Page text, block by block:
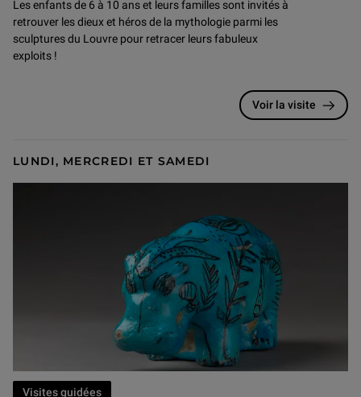
Les enfants de 6 à 10 ans et leurs familles sont invités à
retrouver les dieux et héros de la mythologie parmi les
sculptures du Louvre pour retracer leurs fabuleux
exploits !
Voir la visite
LUNDI, MERCREDI ET SAMEDI
Visites guidées